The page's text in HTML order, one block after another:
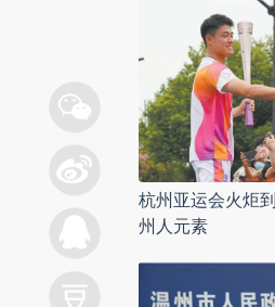
杭州亚运会火炬
州人元素